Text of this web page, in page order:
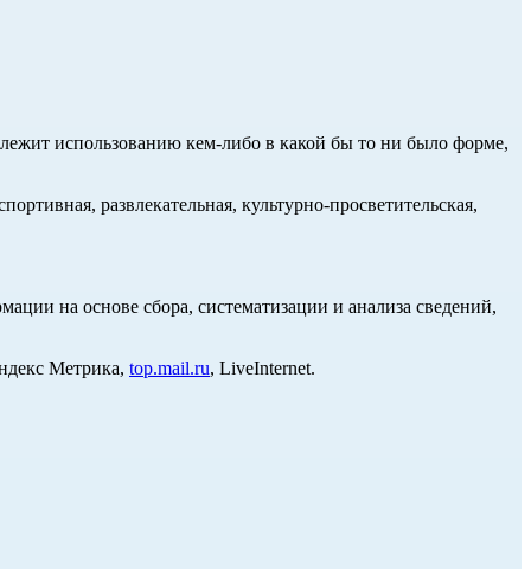
использованию кем-либо в какой бы то ни было форме,
развлекательная, культурно-просветительская,
на основе сбора, систематизации и анализа сведений,
Метрика, top.mail.ru, LiveInternet.